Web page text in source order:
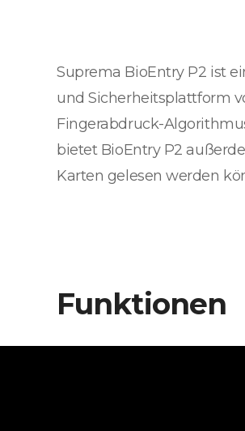
Suprema BioEntry P2 ist
und Sicherheitsplattform
Fingerabdruck-
bietet BioEntry P2
Karten gelesen werden
Funktionen